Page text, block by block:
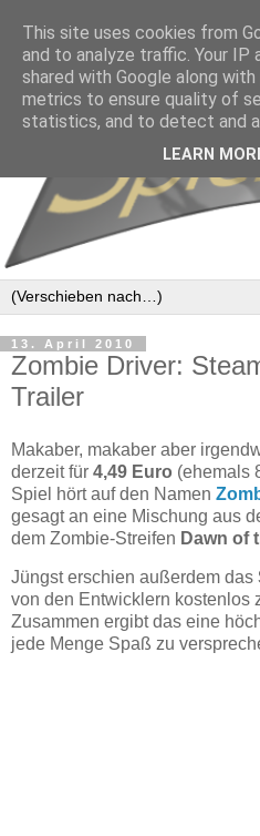
13. April 2010
Zombie Driver:
Trailer
Makaber, makaber aber
derzeit für 4,49 Euro (ehemals
Spiel hört auf den Namen
gesagt an eine Mischung aus
dem Zombie-Streifen Dawn of
Jüngst erschien außerdem das
von den Entwicklern kostenlos
Zusammen ergibt das eine
jede Menge Spaß zu
This site uses cookies from
and to analyze traffic. Your IP
shared with Google along
metrics to ensure quality of
statistics, and to detect and
LEARN